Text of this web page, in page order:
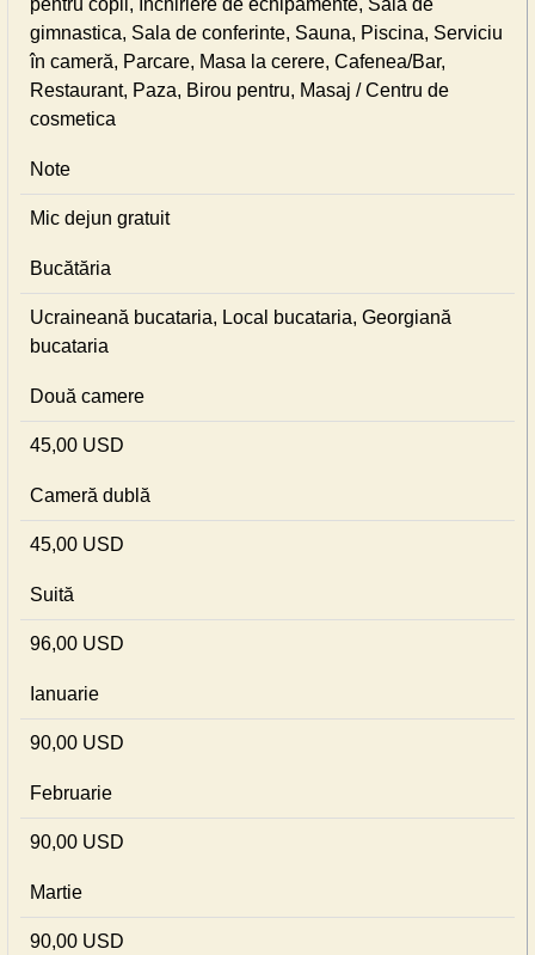
pentru copii, Inchiriere de echipamente, Sala de
gimnastica, Sala de conferinte, Sauna, Piscina, Serviciu
în cameră, Parcare, Masa la cerere, Cafenea/Bar,
Restaurant, Paza, Birou pentru, Masaj / Centru de
cosmetica
Note
Mic dejun gratuit
Bucătăria
Ucraineană bucataria, Local bucataria, Georgiană
bucataria
Două camere
45,00 USD
Cameră dublă
45,00 USD
Suită
96,00 USD
Ianuarie
90,00 USD
Februarie
90,00 USD
Martie
90,00 USD